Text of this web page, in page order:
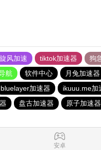
旋风加速 tiktok加速器 狗
航 软件中心 月兔加速器
bluelayer加速器 ikuuu.me加
盘古加速器 原子加速器
安卓